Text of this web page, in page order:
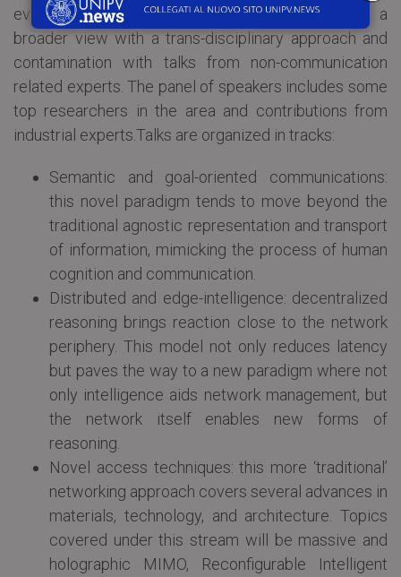
evolution of networking technologies, offering a
broader view with a trans-disciplinary approach and
contamination with talks from non-communication
related experts. The panel of speakers includes some
top researchers in the area and contributions from
industrial experts.Talks are organized in tracks:
Semantic and goal-oriented communications:
this novel paradigm tends to move beyond the
traditional agnostic representation and transport
of information, mimicking the process of human
cognition and communication.
Distributed and edge-intelligence: decentralized
reasoning brings reaction close to the network
periphery. This model not only reduces latency
but paves the way to a new paradigm where not
only intelligence aids network management, but
the network itself enables new forms of
reasoning.
Novel access techniques: this more ‘traditional’
networking approach covers several advances in
materials, technology, and architecture. Topics
covered under this stream will be massive and
holographic MIMO, Reconfigurable Intelligent